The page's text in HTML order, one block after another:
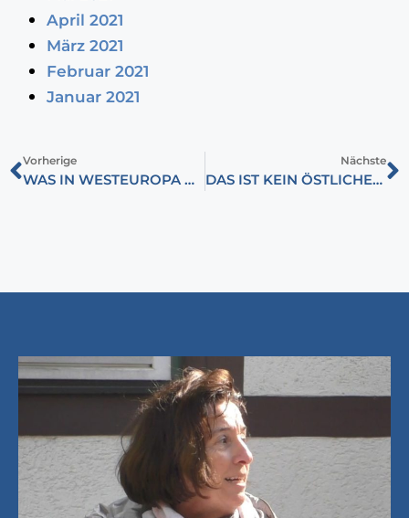
April 2021
März 2021
Februar 2021
Januar 2021
Vorherige
WAS IN WESTEUROPA NICHT IN DEN ZEITUNGEN STEHT
Nächste
DAS IST KEIN ÖSTLICHER BASAR, AUF DEM WIR FEILSCHEN